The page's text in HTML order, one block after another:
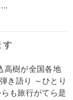
す
高樹が全国各地
き語り ～ひとり
も旅行がてら是